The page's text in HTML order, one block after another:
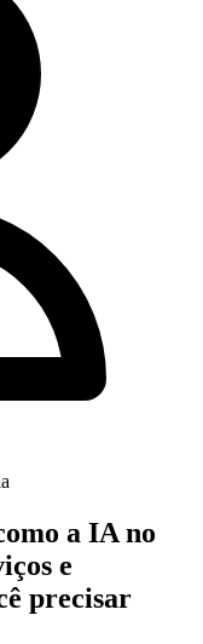
a IA no
e
precisar